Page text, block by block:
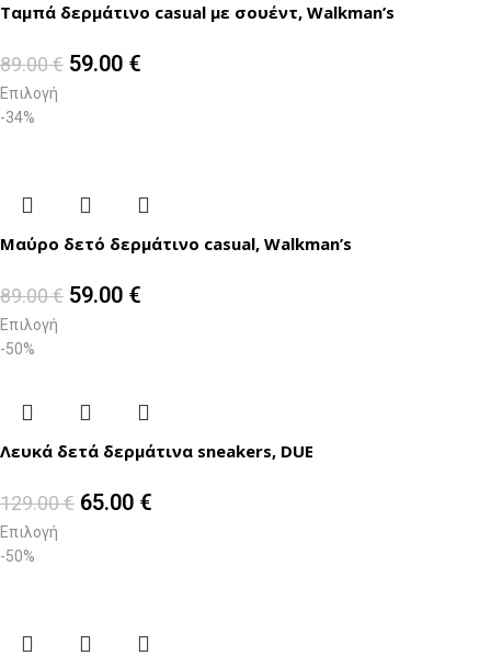
Ταμπά δερμάτινο casual με σουέντ, Walkman’s
89.00€ 59.00 €
Επιλογή
-34%
Μαύρο δετό δερμάτινο casual, Walkman’s
89.00€ 59.00 €
Επιλογή
-50%
Λευκά δετά δερμάτινα sneakers, DUE
129.00€ 65.00 €
Επιλογή
-50%